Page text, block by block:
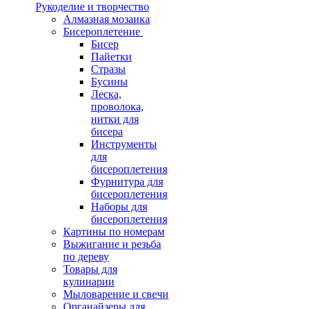
Рукоделие и творчество
Алмазная мозаика
Бисероплетение
Бисер
Пайетки
Стразы
Бусины
Леска,
проволока,
нитки для
бисера
Инструменты
для
бисероплетения
Фурнитура для
бисероплетения
Наборы для
бисероплетения
Картины по номерам
Выжигание и резьба
по дереву
Товары для
кулинарии
Мыловарение и свечи
Органайзеры для